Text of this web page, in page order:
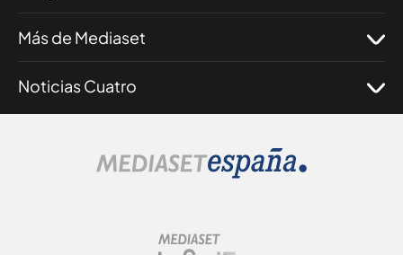
Más de Mediaset
Noticias Cuatro